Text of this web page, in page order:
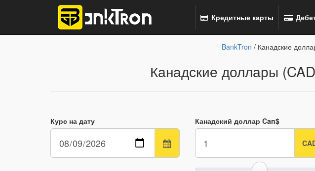
Кредитные карты
BankTron / Канадские
Канадские доллары
Курс на дату Канадский доллар Can$